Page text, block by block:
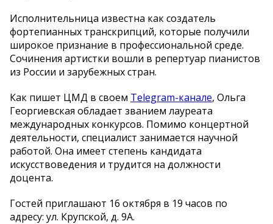
Исполнительница известна как создатель
фортепианных транскрипций, которые получили
широкое признание в профессиональной среде.
Сочинения артистки вошли в репертуар пианистов
из России и зарубежных стран.
Как пишет ЦМД в своем Telegram-канале, Ольга
Георгиевская обладает званием лауреата
международных конкурсов. Помимо концертной
деятельности, специалист занимается научной
работой. Она имеет степень кандидата
искусствоведения и трудится на должности
доцента.
Гостей приглашают 16 октября в 19 часов по
адресу: ул. Крупской, д. 9А.